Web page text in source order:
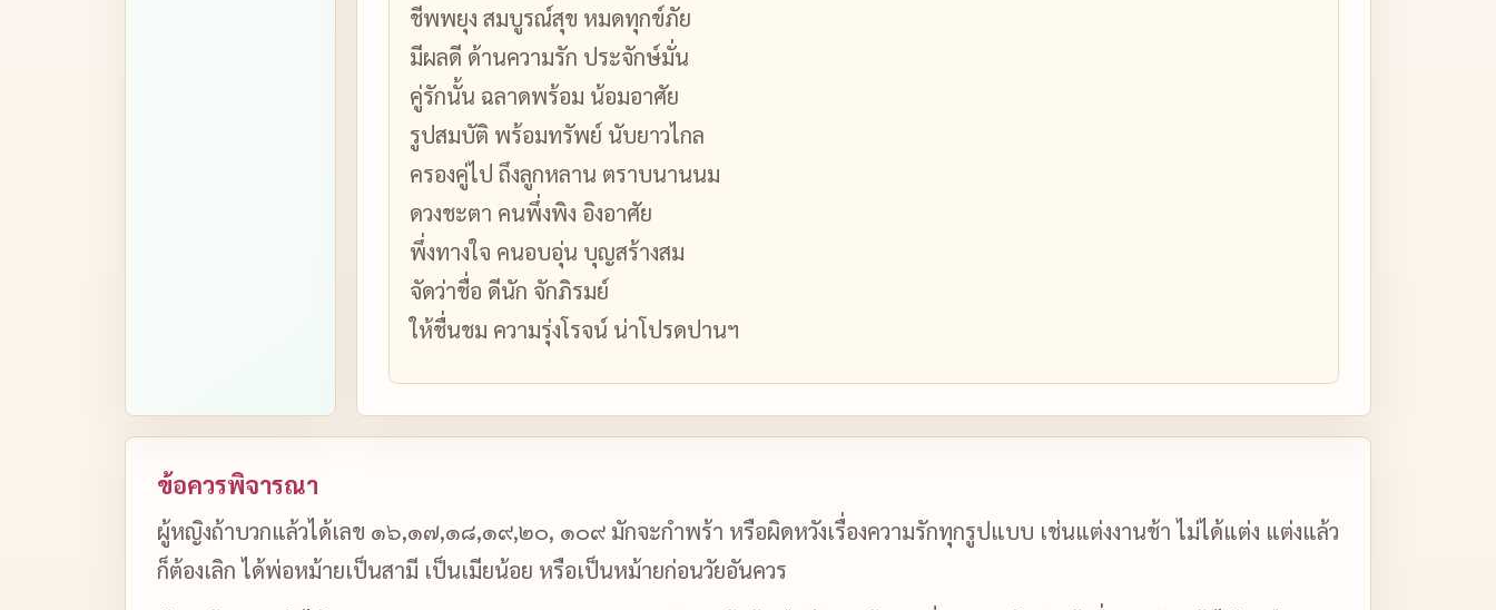
ชีพพยุง สมบูรณ์สุข หมดทุกข์ภัย
มีผลดี ด้านความรัก ประจักษ์มั่น
คู่รักนั้น ฉลาดพร้อม น้อมอาศัย
รูปสมบัติ พร้อมทรัพย์ นับยาวไกล
ครองคู่ไป ถึงลูกหลาน ตราบนานนม
ดวงชะตา คนพึ่งพิง อิงอาศัย
พึ่งทางใจ คนอบอุ่น บุญสร้างสม
จัดว่าชื่อ ดีนัก จักภิรมย์
ให้ชื่นชม ความรุ่งโรจน์ น่าโปรดปานฯ
ข้อควรพิจารณา
ผู้หญิงถ้าบวกแล้วได้เลข ๑๖,๑๗,๑๘,๑๙,๒๐, ๑๐๙ มักจะกำพร้า หรือผิดหวังเรื่องความรักทุกรูปแบบ เช่นแต่งงานช้า ไม่ได้แต่ง แต่งแล้ว
ก็ต้องเลิก ได้พ่อหม้ายเป็นสามี เป็นเมียน้อย หรือเป็นหม้ายก่อนวัยอันควร